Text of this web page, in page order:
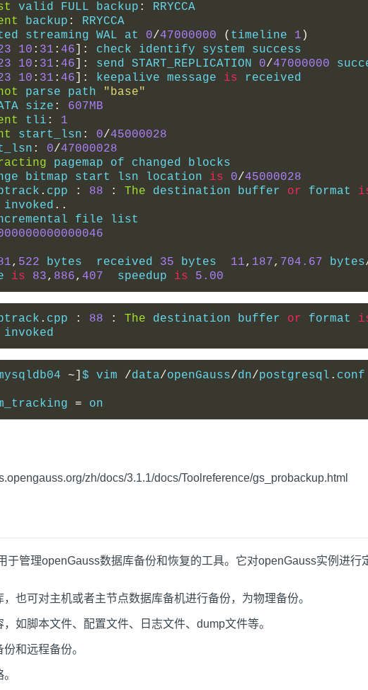
valid FULL backup :
RRYCCA
backup :
RRYCCA
streaming WAL at 0/47000000 ( timeline 1 )
10 : 31 : 46 ]:
check identify system success
10 : 31 : 46 ]: send START_REPLICATION 0/47000000
10 : 31 : 46 ]: keepalive message is received
parse path
"base"
size :
607MB
tli :
1
start_lsn : 0/45000028
: 0/47000028
pagemap of changed blocks
bitmap start lsn location is 0/45000028
. cpp : 88 : The destination buffer or format
invoked ..
file list
, 522 bytes  received 35 bytes 11, 187, 704.67 bytes
is 83, 886, 407
  speedup
is 5.00
. cpp : 88 : The destination buffer or format
invoked
~] $ vim /data/openGauss/dn/postgresql . conf
= on
zh/docs/3.1.1/docs/Toolreference/gs_probackup.html
于管理openGauss数据库备份和恢复的工具。它对openGauss实例进行
也可对主机或者主节点数据库备机进行备份，为物理备份。
如脚本文件、配置文件、日志文件、dump文件等。
和远程备份。